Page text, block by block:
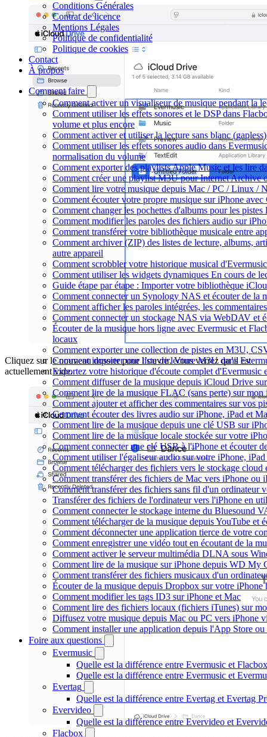
Conditions Générales
Contrat de licence
Mentions Légales
Politique de confidentialité
Politique de cookies
Contact
À propos
Comment faire
Comment activer un visualiseur de musique pendant la
Comment utiliser les effets sonores et le DSP dans
volume et plus encore
Comment activer et utiliser la lecture sans blanc
Comment utiliser les effets sonores audio dans
normalisation du volume
Comment exporter des playlists Apple Music et les lire
Comment créer une playlist M3U pour Internet Archive
Comment lire votre musique depuis Mac / PC / Linux /
Comment écouter votre propre musique sur iPhone avec
Comment changer les pochettes d'albums pour les
Comment modifier les paroles des fichiers audio sur
Comment transférer votre bibliothèque musicale entre
Comment archiver (ZIP) des listes de lecture, albums,
autre appareil
Comment scrobbler votre historique musical
Comment utiliser les widgets dynamiques En cours de
Guide étape par étape : Importer votre bibliothèque
Comment connecter un Synology NAS et écouter de la
Comment afficher les paroles intégrées, les
Comment connecter un stockage NAS via WebDAV et
Écouter de la musique hors ligne avec Evermusic et
locaux
Comment exporter une collection de pistes en M3U,
Comment importer une liste de lecture M3U dans
Exportez votre historique d'écoute complet d'Evermusic
Comment diffuser de la musique depuis iCloud Drive
Comment lire de la musique FLAC (sans perte) sur mon
Comment ajouter et afficher des commentaires sur vos
Comment écouter des livres audio sur iPhone, iPad et
Comment lire de la musique depuis une clé USB sur
Comment lire de la musique locale stockée sur votre
Comment connecter une clé USB à l'iPhone et écouter
Comment utiliser l'égaliseur audio sur votre iPhone,
Comment télécharger des fichiers vers le stockage
Comment transférer des fichiers de Mac vers iPhone ou
Comment transférer des fichiers sans fil d'un ordinateur
Transférer des fichiers de l'ordinateur vers l'iPhone en
Comment connecter le stockage interne du Bluesound
Comment télécharger de la musique depuis YouTube et
Comment déconnecter une application tierce de votre
Comment enregistrer une vidéo tout en écoutant de la
Comment activer le serveur multimédia DLNA sous
Comment lire de la musique sur iPhone depuis WD My
Comment transférer des fichiers musicaux d'un
Écouter de la musique depuis Dropbox sur votre iPhone
Comment modifier les tags ID3 sur iPhone et Mac
Comment lire des fichiers locaux (fichiers iTunes) sur
Diffusez votre musique depuis Mac ou PC vers iPhone
Comment installer une application depuis l'App Store
Foire aux questions
Evermusic
Quelle est la différence entre Evermusic et Flacbox
Quelle est la différence entre Evermusic et
Evertag
Quelle est la différence entre Evertag et Evertag
Evervideo
Quelle est la différence entre Evervideo et
Flacbox
Cliquez sur le nouveau dossier pour l’ouvrir. Vous verrez qu’il est
actuellement vide.